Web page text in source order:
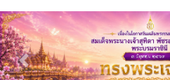
Previous